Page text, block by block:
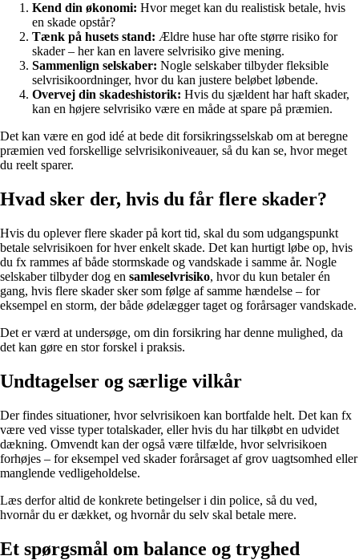
Kend din økonomi: Hvor meget kan du realistisk betale, hvis
en skade opstår?
Tænk på husets stand: Ældre huse har ofte større risiko for
skader – her kan en lavere selvrisiko give mening.
Sammenlign selskaber: Nogle selskaber tilbyder fleksible
selvrisikoordninger, hvor du kan justere beløbet løbende.
Overvej din skadeshistorik: Hvis du sjældent har haft skader,
kan en højere selvrisiko være en måde at spare på præmien.
Det kan være en god idé at bede dit forsikringsselskab om at beregne
præmien ved forskellige selvrisikoniveauer, så du kan se, hvor meget
du reelt sparer.
Hvad sker der, hvis du får flere skader?
Hvis du oplever flere skader på kort tid, skal du som udgangspunkt
betale selvrisikoen for hver enkelt skade. Det kan hurtigt løbe op, hvis
du fx rammes af både stormskade og vandskade i samme år. Nogle
selskaber tilbyder dog en samleselvrisiko, hvor du kun betaler én
gang, hvis flere skader sker som følge af samme hændelse – for
eksempel en storm, der både ødelægger taget og forårsager vandskade.
Det er værd at undersøge, om din forsikring har denne mulighed, da
det kan gøre en stor forskel i praksis.
Undtagelser og særlige vilkår
Der findes situationer, hvor selvrisikoen kan bortfalde helt. Det kan fx
være ved visse typer totalskader, eller hvis du har tilkøbt en udvidet
dækning. Omvendt kan der også være tilfælde, hvor selvrisikoen
forhøjes – for eksempel ved skader forårsaget af grov uagtsomhed eller
manglende vedligeholdelse.
Læs derfor altid de konkrete betingelser i din police, så du ved,
hvornår du er dækket, og hvornår du selv skal betale mere.
Et spørgsmål om balance og tryghed